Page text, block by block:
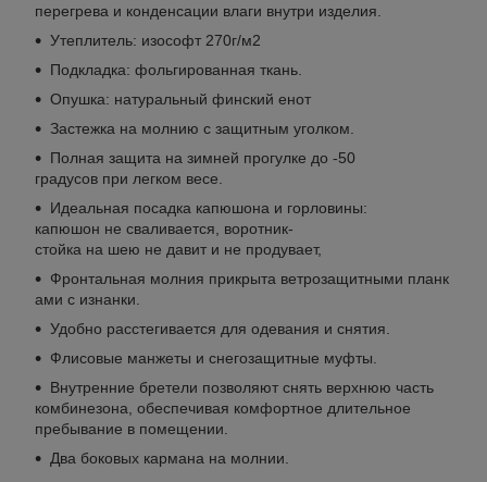
перегрева и конденсации влаги внутри изделия.
Утеплитель: изософт 270г/м2
Подкладка: фольгированная ткань.
Опушка: натуральный финский енот
Застежка на молнию с защитным уголком.
Полная защита на зимней прогулке до -50
градусов при легком весе.
Идеальная посадка капюшона и горловины:
капюшон не сваливается, воротник-
стойка на шею не давит и не продувает,
Фронтальная молния прикрыта ветрозащитными планк
ами с изнанки.
Удобно расстегивается для одевания и снятия.
Флисовые манжеты и снегозащитные муфты.
Внутренние бретели позволяют снять верхнюю часть
комбинезона, обеспечивая комфортное длительное
пребывание в помещении.
Два боковых кармана на молнии.